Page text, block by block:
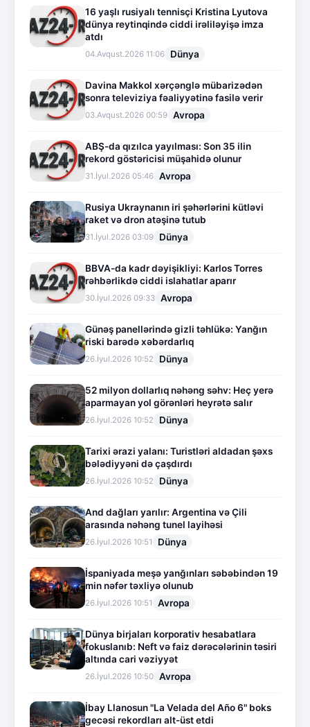
16 yaşlı rusiyalı tennisçi Kristina Lyutova
dünya reytinqində ciddi irəliləyişə imza
atdı
04.Avqust.2026 11:06 Dünya
Davina Makkol xərçənglə mübarizədən
sonra televiziya fəaliyyətinə fasilə verir
03.Avqust.2026 00:59 Avropa
ABŞ-da qızılca yayılması: Son 35 ilin
rekord göstəricisi müşahidə olunur
31.İyul.2026 05:46 Avropa
Rusiya Ukraynanın iri şəhərlərini kütləvi
raket və dron atəşinə tutub
31.İyul.2026 03:09 Dünya
BBVA-da kadr dəyişikliyi: Karlos Torres
rəhbərlikdə ciddi islahatlar aparır
30.İyul.2026 09:33 Avropa
Günəş panellərində gizli təhlükə: Yanğın
riski barədə xəbərdarlıq
26.İyul.2026 10:52 Dünya
52 milyon dollarlıq nəhəng səhv: Heç yerə
aparmayan yol görənləri heyrətə salır
26.İyul.2026 10:52 Dünya
Tarixi ərazi yalanı: Turistləri aldadan şəxs
bələdiyyəni də çaşdırdı
26.İyul.2026 10:52 Dünya
And dağları yarılır: Argentina və Çili
arasında nəhəng tunel layihəsi
26.İyul.2026 10:51 Dünya
İspaniyada meşə yanğınları səbəbindən 19
min nəfər təxliyə olunub
26.İyul.2026 10:51 Avropa
Dünya birjaları korporativ hesabatlara
fokuslanıb: Neft və faiz dərəcələrinin təsiri
altında cari vəziyyət
26.İyul.2026 10:50 Avropa
İbay Llanosun "La Velada del Año 6" boks
gecəsi rekordları alt-üst etdi